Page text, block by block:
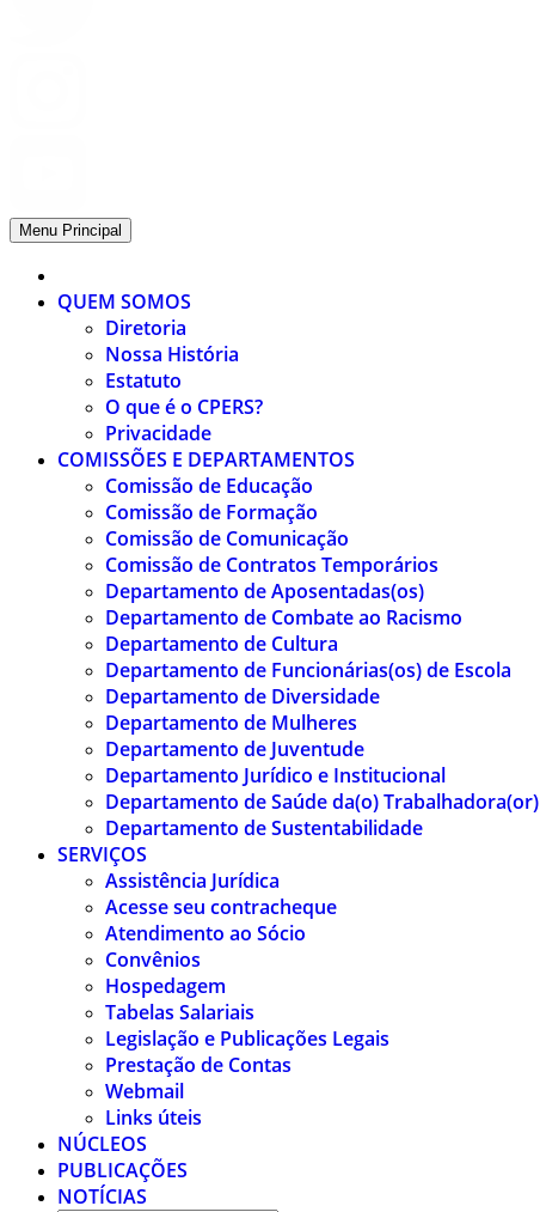
Menu Principal
QUEM SOMOS
Diretoria
Nossa História
Estatuto
O que é o CPERS?
Privacidade
COMISSÕES E DEPARTAMENTOS
Comissão de Educação
Comissão de Formação
Comissão de Comunicação
Comissão de Contratos Temporários
Departamento de Aposentadas(os)
Departamento de Combate ao Racismo
Departamento de Cultura
Departamento de Funcionárias(os) de Escola
Departamento de Diversidade
Departamento de Mulheres
Departamento de Juventude
Departamento Jurídico e Institucional
Departamento de Saúde da(o) Trabalhadora(or)
Departamento de Sustentabilidade
SERVIÇOS
Assistência Jurídica
Acesse seu contracheque
Atendimento ao Sócio
Convênios
Hospedagem
Tabelas Salariais
Legislação e Publicações Legais
Prestação de Contas
Webmail
Links úteis
NÚCLEOS
PUBLICAÇÕES
NOTÍCIAS